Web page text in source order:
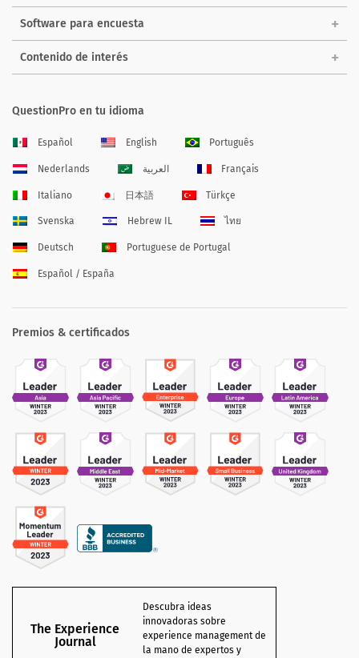
Software para encuesta
Contenido de interés
QuestionPro en tu idioma
Español English Português
Nederlands العربية Français
Italiano 日本語 Türkçe
Svenska Hebrew IL ไทย
Deutsch Portuguese de Portugal
Español / España
Premios & certificados
The Experience
Journal
Descubra ideas
innovadoras sobre
experience management de
la mano de expertos y